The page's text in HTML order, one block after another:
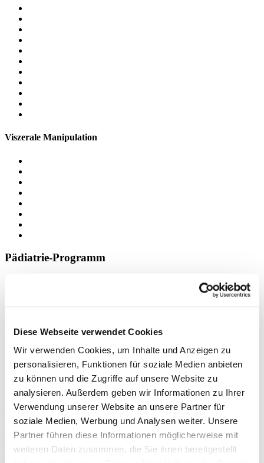
Diese Webseite verwendet Cookies
Wir verwenden Cookies, um Inhalte und Anzeigen zu
personalisieren, Funktionen für soziale Medien anbieten
zu können und die Zugriffe auf unsere Website zu
analysieren. Außerdem geben wir Informationen zu Ihrer
Verwendung unserer Website an unsere Partner für
soziale Medien, Werbung und Analysen weiter. Unsere
Partner führen diese Informationen möglicherweise mit
weiteren Daten zusammen, die Sie ihnen bereitgestellt
Viszerale Manipulation
Pädiatrie-Programm
Abgeschlossen
Viszerale Manipulation in der Pädiatrie
Groot-Landweer-Programm
CranioMandibular Concept
Abgeschlossen